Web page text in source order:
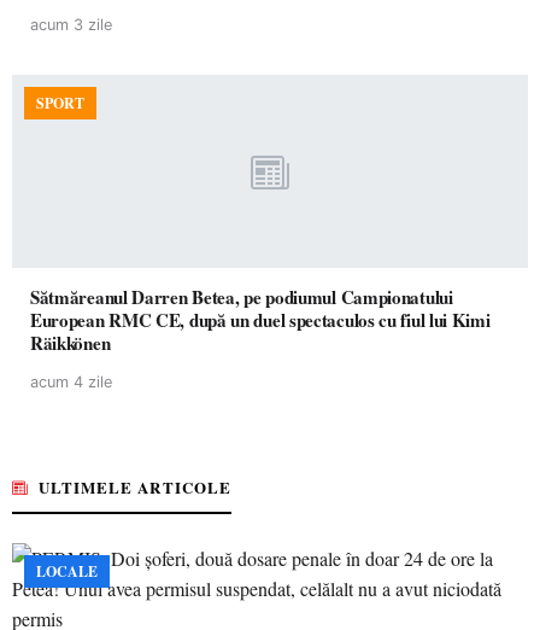
acum 3 zile
SPORT
Sătmăreanul Darren Betea, pe podiumul Campionatului
European RMC CE, după un duel spectaculos cu fiul lui Kimi
Räikkönen
acum 4 zile
ULTIMELE ARTICOLE
LOCALE